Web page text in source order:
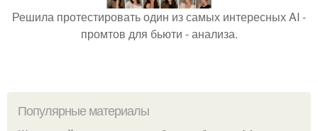
Решила протестировать один из самых интересных AI -
промтов для бьюти - анализа.
Популярные материалы